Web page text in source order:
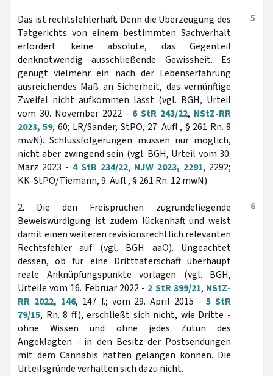
5
Das ist rechtsfehlerhaft. Denn die Überzeugung des
Tatgerichts von einem bestimmten Sachverhalt
erfordert keine absolute, das Gegenteil
denknotwendig ausschließende Gewissheit. Es
genügt vielmehr ein nach der Lebenserfahrung
ausreichendes Maß an Sicherheit, das vernünftige
Zweifel nicht aufkommen lässt (vgl. BGH, Urteil
vom 30. November 2022 - 6 StR 243/22, NStZ-RR
2023, 59, 60; LR/Sander, StPO, 27. Aufl., § 261 Rn. 8
mwN). Schlussfolgerungen müssen nur möglich,
nicht aber zwingend sein (vgl. BGH, Urteil vom 30.
März 2023 - 4 StR 234/22, NJW 2023, 2291, 2292;
KK-StPO/Tiemann, 9. Aufl., § 261 Rn. 12 mwN).
6
2. Die den Freisprüchen zugrundeliegende
Beweiswürdigung ist zudem lückenhaft und weist
damit einen weiteren revisionsrechtlich relevanten
Rechtsfehler auf (vgl. BGH aaO). Ungeachtet
dessen, ob für eine Dritttäterschaft überhaupt
reale Anknüpfungspunkte vorlagen (vgl. BGH,
Urteile vom 16. Februar 2022 - 2 StR 399/21, NStZ-
RR 2022, 146, 147 f.; vom 29. April 2015 -5 StR
79/15, Rn. 8 ff.), erschließt sich nicht, wie Dritte -
ohne Wissen und ohne jedes Zutun des
Angeklagten - in den Besitz der Postsendungen
mit dem Cannabis hätten gelangen können. Die
Urteilsgründe verhalten sich dazu nicht.